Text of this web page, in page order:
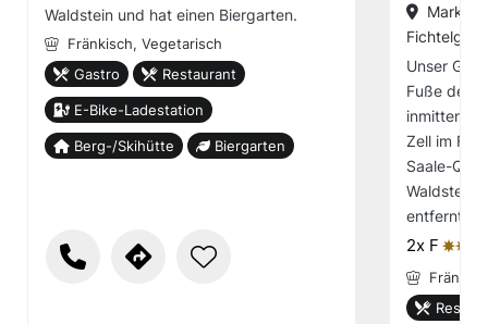
Waldstein und hat einen Biergarten.
Fränkisch, Vegetarisch
Gastro Restaurant
E-Bike-Ladestation
Berg-/Skihütte Biergarten
Unser
Fuße des
inmitten
Zell im
Saale-
Waldstein
entfernt
2x F